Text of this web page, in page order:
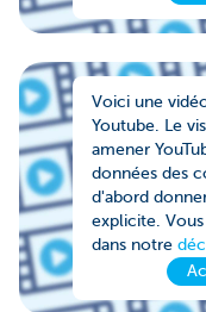
Voici une
Youtube. Le
amener
données des
d'abord
explicite.
dans notre